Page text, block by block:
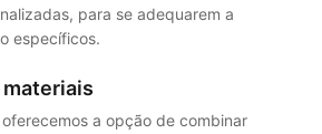
para se adequarem a
específicos.
a opção de combinar